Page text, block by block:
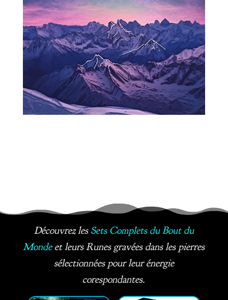
Découvrez les Sets Complets du Bout du
Mondeet leurs Runes gravées dans les pierres
sélectionnées pour leur énergie
corespondantes.